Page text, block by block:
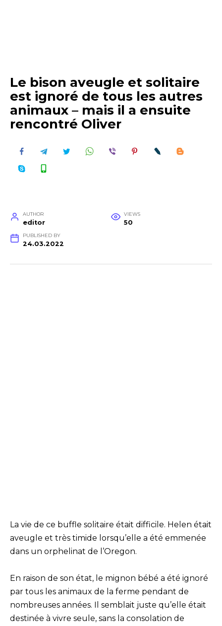
Le bison aveugle et solitaire
est ignoré de tous les autres
animaux – mais il a ensuite
rencontré Oliver
AUTHOR
editor
VIEWS
50
PUBLISHED BY
24.03.2022
La vie de ce buffle solitaire était difficile. Helen était
aveugle et très timide lorsqu’elle a été emmenée
dans un orphelinat de l’Oregon.
En raison de son état, le mignon bébé a été ignoré
par tous les animaux de la ferme pendant de
nombreuses années. Il semblait juste qu’elle était
destinée à vivre seule, sans la consolation de